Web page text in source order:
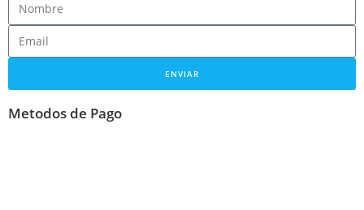
ENVIAR
Metodos de Pago